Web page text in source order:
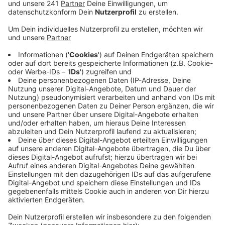
Veröffentlicht:Donnerstag, 04.04.2019 15:47
Anzeige
Ein Eintrag ins goldene Buch der Stadt Köln oder ein
Besuch im Dom – ob Obama dafür Zeit hat, ist aktuell
noch nicht klar. Begleitet wird er bei jedem seiner
Schritte vom Secret Service.
In der Lanxess-Arena wird Obama vor 15.000
Zuschauern rund eine Stunde reden. Die billigsten
Tickets dafür kosten rund 90 Euro. Wer 5.000 Euro
hinblättert, darf mit Obama essen und sich zusammen
mit ihm fotografieren lassen. Um die Arena voll zu
bekommen, hat der Veranstalter die Tickets teilweise
an Ehrenamtler verschenkt.
Nach seinem Auftritt wird Obama dann im Hyatt-Hotel